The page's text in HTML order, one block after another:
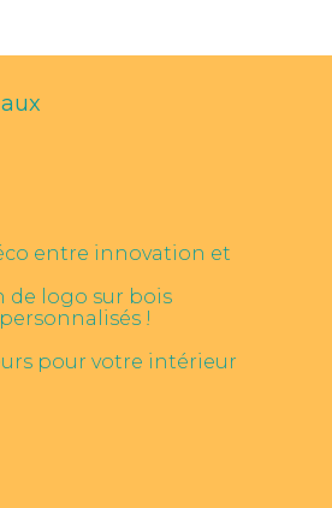
entre innovation et
de logo sur bois
!
pour votre intérieur